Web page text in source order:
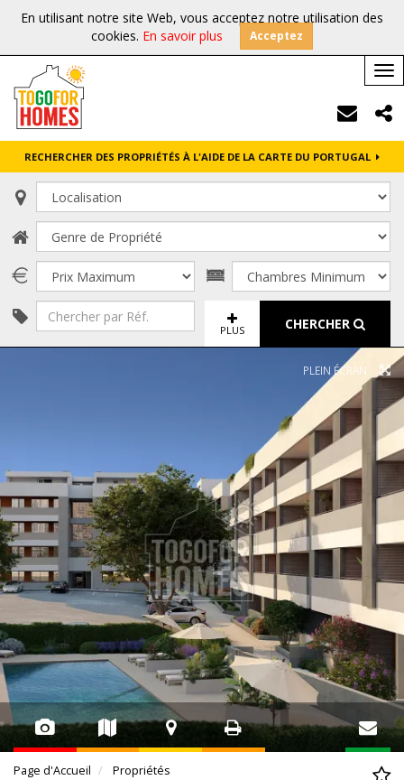
En utilisant notre site Web, vous acceptez notre utilisation des
cookies. En savoir plus Acceptez
RECHERCHER DES PROPRIÉTÉS À L'AIDE DE LA CARTE DU PORTUGAL
PLUS CHERCHER
PLEIN ÉCRAN
Page d'Accueil Propriétés